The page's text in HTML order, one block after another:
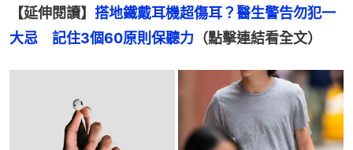
【延伸閱讀】 搭地鐵戴耳機超傷耳？醫生警告勿犯一
大忌　記住3個60原則保聽力 （點擊連結看全文）